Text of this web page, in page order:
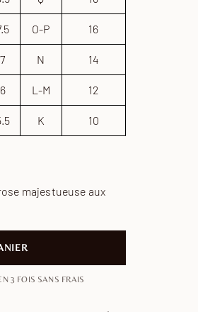
O-P 16
7 N 14
6 L-M 12
K 10
majestueuse aux
3 FOIS SANS FRAIS